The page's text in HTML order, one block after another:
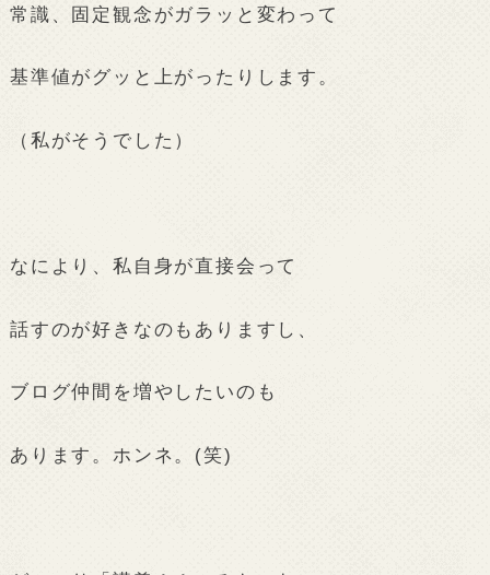
常識、固定観念がガラッと変わって
基準値がグッと上がったりします。
（私がそうでした）
なにより、私自身が直接会って
話すのが好きなのもありますし、
ブログ仲間を増やしたいのも
あります。ホンネ。(笑)